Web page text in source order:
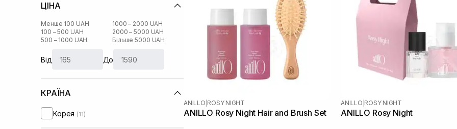
ЦІНА
Менше 100 UAH
100 – 500 UAH
500 – 1000 UAH
1000 – 2000 UAH
2000 – 5000 UAH
Більше 5000 UAH
Від До
КРАЇНА
Корея (11)
ANILLO ROSY NIGHT
ANILLO Rosy Night Hair and Brush Set
ANILLO ROSY NIGHT
ANILLO Rosy Night